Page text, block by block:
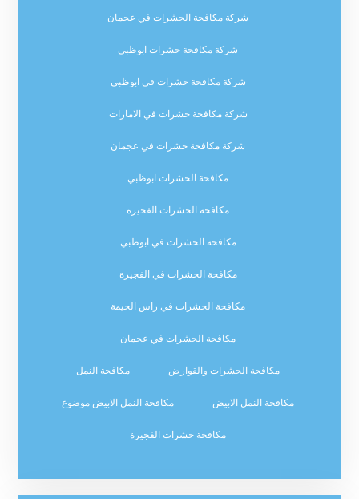
شركة مكافحة الحشرات في عجمان
شركة مكافحة حشرات ابوظبي
شركة مكافحة حشرات في ابوظبي
شركة مكافحة حشرات في الامارات
شركة مكافحة حشرات في عجمان
مكافحة الحشرات ابوظبي
مكافحة الحشرات الفجيرة
مكافحة الحشرات في ابوظبي
مكافحة الحشرات في الفجيرة
مكافحة الحشرات في راس الخيمة
مكافحة الحشرات في عجمان
مكافحة الحشرات والقوارض مكافحة النمل
مكافحة النمل الابيض مكافحة النمل الابيض موضوع
مكافحة حشرات الفجيرة